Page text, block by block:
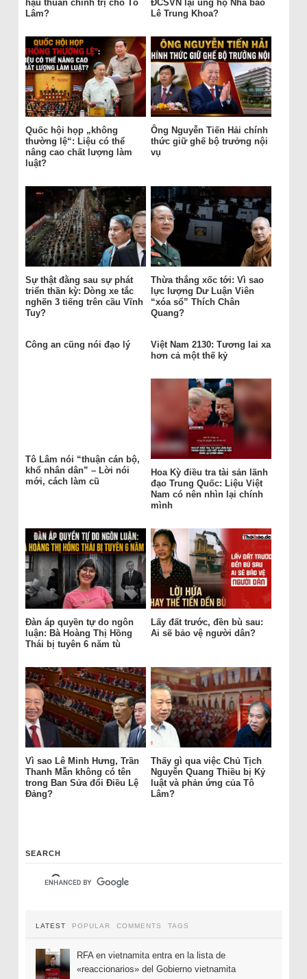
hậu thuẫn chính trị cho Tô
Lâm?
ĐCSVN lại ủng hộ Nhà báo
Lê Trung Khoa?
Quốc hội họp „không
thường lệ“: Liệu có thể
nâng cao chất lượng làm
luật?
Ông Nguyễn Tiến Hải chính
thức giữ ghế bộ trưởng nội
vụ
Sự thật đằng sau sự phát
triển thần kỳ: Dòng xe tắc
nghẽn 3 tiếng trên cầu Vĩnh
Tuy?
Thừa thắng xốc tới: Vì sao
lực lượng Dư Luận Viên
“xóa sổ” Thích Chân
Quang?
Công an cũng nói đạo lý
Việt Nam 2130: Tương lai xa
hơn cả một thế kỷ
Tô Lâm nói “thuận cán bộ,
khổ nhân dân” – Lời nói
mới, cách làm cũ
Hoa Kỳ điều tra tài sản lãnh
đạo Trung Quốc: Liệu Việt
Nam có nên nhìn lại chính
mình
Đàn áp quyền tự do ngôn
luận: Bà Hoàng Thị Hồng
Thái bị tuyên 6 năm tù
Lấy đất trước, đền bù sau:
Ai sẽ bảo vệ người dân?
Vì sao Lê Minh Hưng, Trần
Thanh Mẫn không có tên
trong Ban Sửa đổi Điều Lệ
Đảng?
Thấy gì qua việc Chủ Tịch
Nguyễn Quang Thiều bị Kỷ
luật và phản ứng của Tô
Lâm?
SEARCH
LATEST POPULAR COMMENTS TAGS
RFA en vietnamita entra en la lista de
«reaccionarios» del Gobierno vietnamita